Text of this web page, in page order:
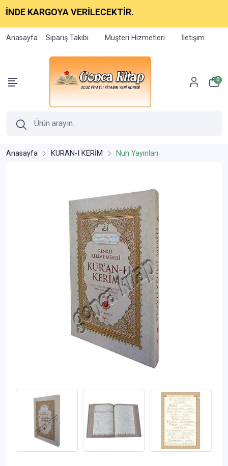
VERİLECEKTİR.
Anasayfa Sipariş Takibi Müşteri Hizmetleri İletişim
0
Anasayfa KURAN-I KERİM Nuh Yayınları